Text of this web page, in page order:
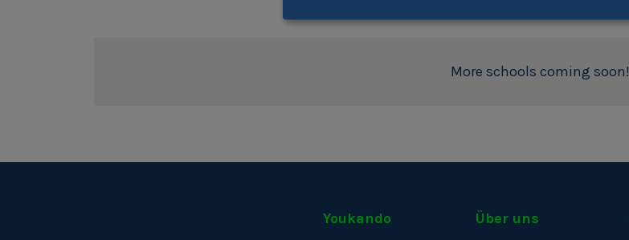
More schools coming soon!
Youkando Über uns